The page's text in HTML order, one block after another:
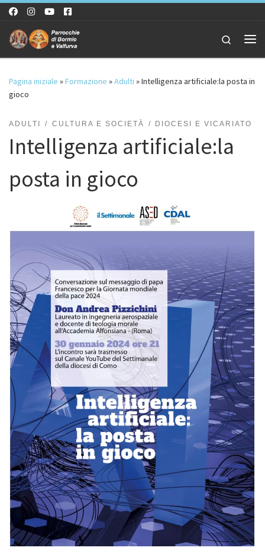
Passa al contenuto
Search
Pagina iniziale »Formazione »Adulti »Intelligenza artificiale:la posta in
gioco
ADULTI CULTURA E SOCIETÀ DIOCESI E VICARIATO
Intelligenza artificiale:la
posta in gioco